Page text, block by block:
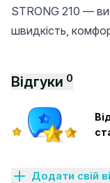
STRONG 210 —
швидкість,
Відгуки 0
Додати свій